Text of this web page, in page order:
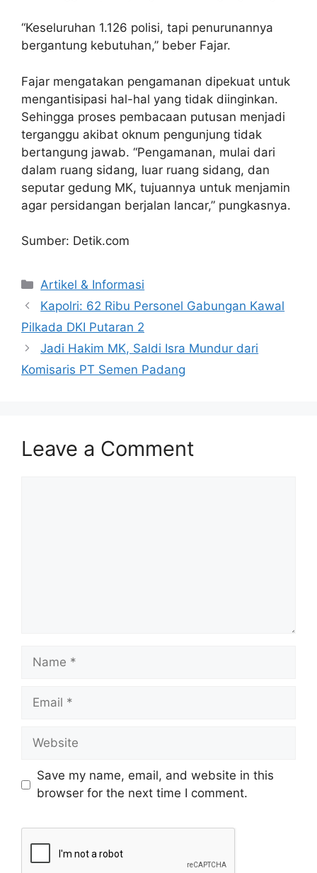
“Keseluruhan 1.126 polisi, tapi penurunannya
bergantung kebutuhan,” beber Fajar.
Fajar mengatakan pengamanan dipekuat untuk
mengantisipasi hal-hal yang tidak diinginkan.
Sehingga proses pembacaan putusan menjadi
terganggu akibat oknum pengunjung tidak
bertangung jawab. “Pengamanan, mulai dari
dalam ruang sidang, luar ruang sidang, dan
seputar gedung MK, tujuannya untuk menjamin
agar persidangan berjalan lancar,” pungkasnya.
Sumber: Detik.com
Artikel & Informasi
Kapolri: 62 Ribu Personel Gabungan Kawal
Pilkada DKI Putaran 2
Jadi Hakim MK, Saldi Isra Mundur dari
Komisaris PT Semen Padang
Leave a Comment
Save my name, email, and website in this
browser for the next time I comment.